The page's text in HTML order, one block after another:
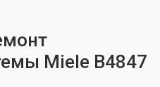
Miele B4847